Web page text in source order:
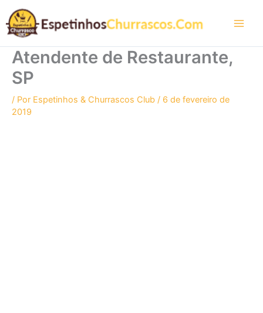
para
conteúdo
Atendente de Restaurante,
SP
/ Por Espetinhos & Churrascos Club / 6 de fevereiro de
2019